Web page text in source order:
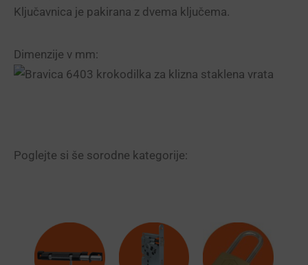
Ključavnica je pakirana z dvema ključema.
Dimenzije v mm:
Poglejte si še sorodne kategorije: